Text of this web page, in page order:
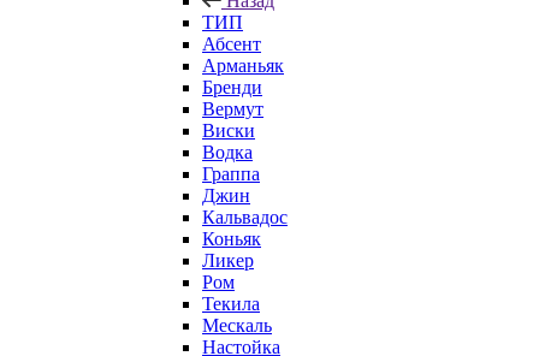
ТИП
Абсент
Арманьяк
Бренди
Вермут
Виски
Водка
Граппа
Джин
Кальвадос
Коньяк
Ликер
Ром
Текила
Мескаль
Настойка